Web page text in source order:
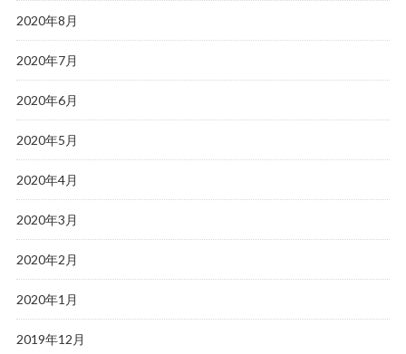
2020年8月
2020年7月
2020年6月
2020年5月
2020年4月
2020年3月
2020年2月
2020年1月
2019年12月